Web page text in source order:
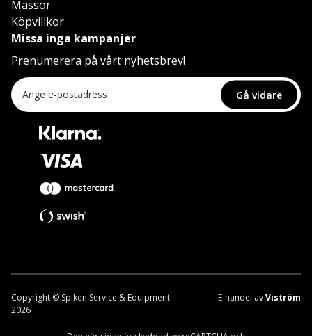
Mässor
Köpvillkor
Missa inga kampanjer
Prenumerera på vårt nyhetsbrev!
Gå vidare
Copyright © Spiken Service & Equipment
2026
E-handel avViström